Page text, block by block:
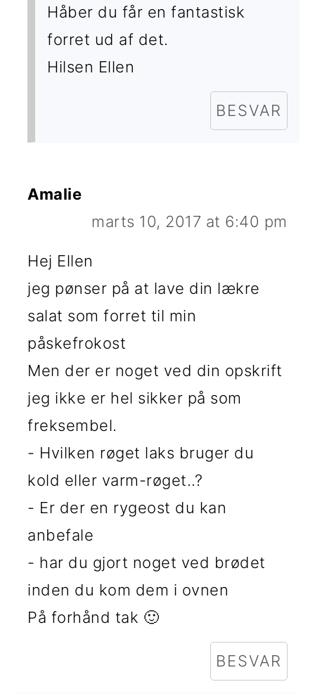
Håber du får en fantastisk
forret ud af det.
Hilsen Ellen
BESVAR
Amalie
marts 10, 2017 at 6:40 pm
Hej Ellen
jeg pønser på at lave din lækre
salat som forret til min
påskefrokost
Men der er noget ved din opskrift
jeg ikke er hel sikker på som
freksembel.
- Hvilken røget laks bruger du
kold eller varm-røget..?
- Er der en rygeost du kan
anbefale
- har du gjort noget ved brødet
inden du kom dem i ovnen
På forhånd tak 🙂
BESVAR